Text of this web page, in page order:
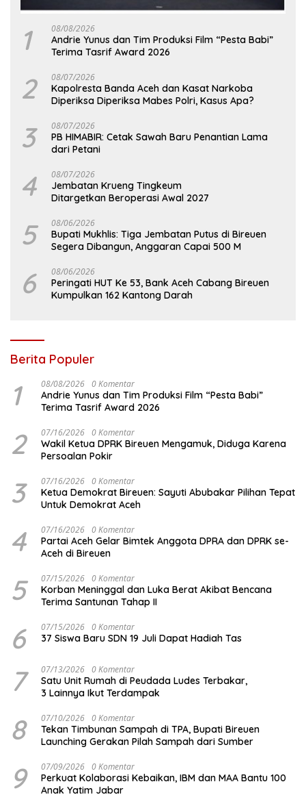
1 08/08/2026
Andrie Yunus dan Tim Produksi Film “Pesta Babi”
Terima Tasrif Award 2026
2 08/07/2026
Kapolresta Banda Aceh dan Kasat Narkoba
Diperiksa Diperiksa Mabes Polri, Kasus Apa?
3 08/07/2026
PB HIMABIR: Cetak Sawah Baru Penantian Lama
dari Petani
4 08/07/2026
Jembatan Krueng Tingkeum
Ditargetkan Beroperasi Awal 2027
5 08/06/2026
Bupati Mukhlis: Tiga Jembatan Putus di Bireuen
Segera Dibangun, Anggaran Capai 500 M
6 08/06/2026
Peringati HUT Ke 53, Bank Aceh Cabang Bireuen
Kumpulkan 162 Kantong Darah
Berita Populer
1 08/08/2026 0 Komentar
Andrie Yunus dan Tim Produksi Film “Pesta Babi”
Terima Tasrif Award 2026
2 07/16/2026 0 Komentar
Wakil Ketua DPRK Bireuen Mengamuk, Diduga Karena
Persoalan Pokir
3 07/16/2026 0 Komentar
Ketua Demokrat Bireuen: Sayuti Abubakar Pilihan Tepat
Untuk Demokrat Aceh
4 07/16/2026 0 Komentar
Partai Aceh Gelar Bimtek Anggota DPRA dan DPRK se-
Aceh di Bireuen
5 07/15/2026 0 Komentar
Korban Meninggal dan Luka Berat Akibat Bencana
Terima Santunan Tahap II
6 07/15/2026 0 Komentar
37 Siswa Baru SDN 19 Juli Dapat Hadiah Tas
7 07/13/2026 0 Komentar
Satu Unit Rumah di Peudada Ludes Terbakar,
3 Lainnya Ikut Terdampak
8 07/10/2026 0 Komentar
Tekan Timbunan Sampah di TPA, Bupati Bireuen
Launching Gerakan Pilah Sampah dari Sumber
9 07/09/2026 0 Komentar
Perkuat Kolaborasi Kebaikan, IBM dan MAA Bantu 100
Anak Yatim Jabar